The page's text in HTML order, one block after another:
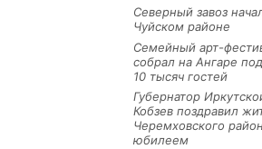
Северный завоз
Чуйском районе
Семейный арт-
собрал на Ангаре
10 тысяч гостей
Губернатор
Кобзев поздравил
Черемховского
юбилеем